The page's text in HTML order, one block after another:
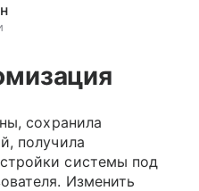
сохранила
получила
системы под
Изменить